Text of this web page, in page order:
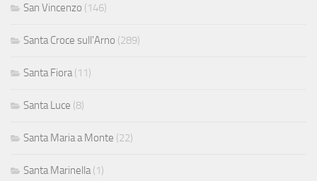
San Vincenzo (146)
Santa Croce sull'Arno (289)
Santa Fiora (11)
Santa Luce (8)
Santa Maria a Monte (22)
Santa Marinella (1)